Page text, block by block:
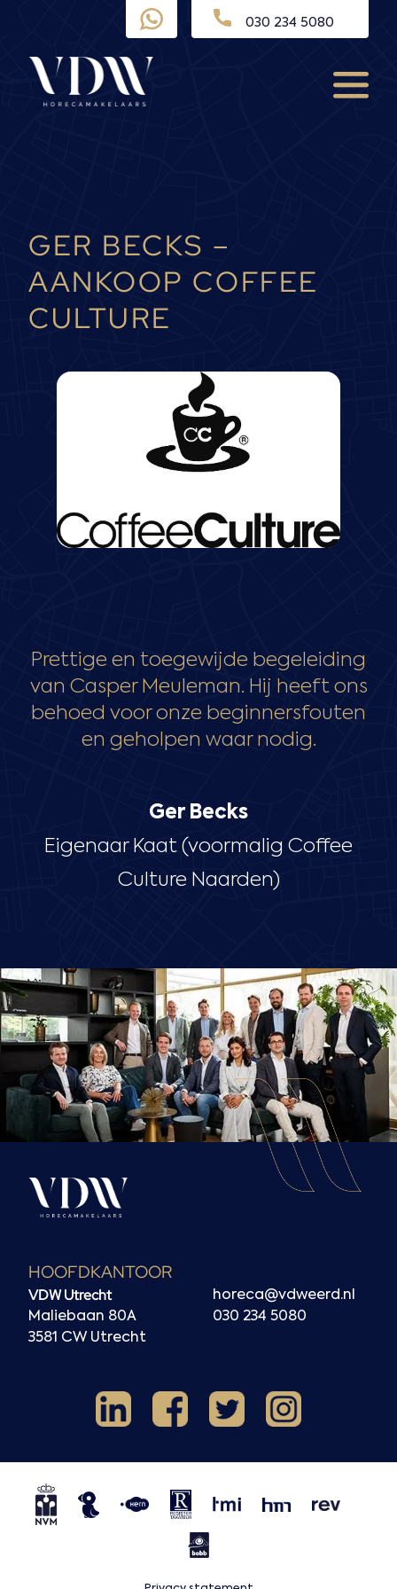
inhoud
030 234 5080
Menu
GER BECKS –
AANKOOP COFFEE
CULTURE
Prettige en toegewijde begeleiding
van Casper Meuleman. Hij heeft ons
behoed voor onze beginnersfouten
en geholpen waar nodig.
Ger Becks
Eigenaar Kaat (voormalig Coffee
Culture Naarden)
HOOFDKANTOOR
VDW Utrecht
Maliebaan 80A
3581 CW Utrecht
horeca@vdweerd.nl
030 234 5080
LinkedInFacebook
X Instagram
NVM
Horecaspot
Kern
NRVT
TMI HMN REV
BOBB